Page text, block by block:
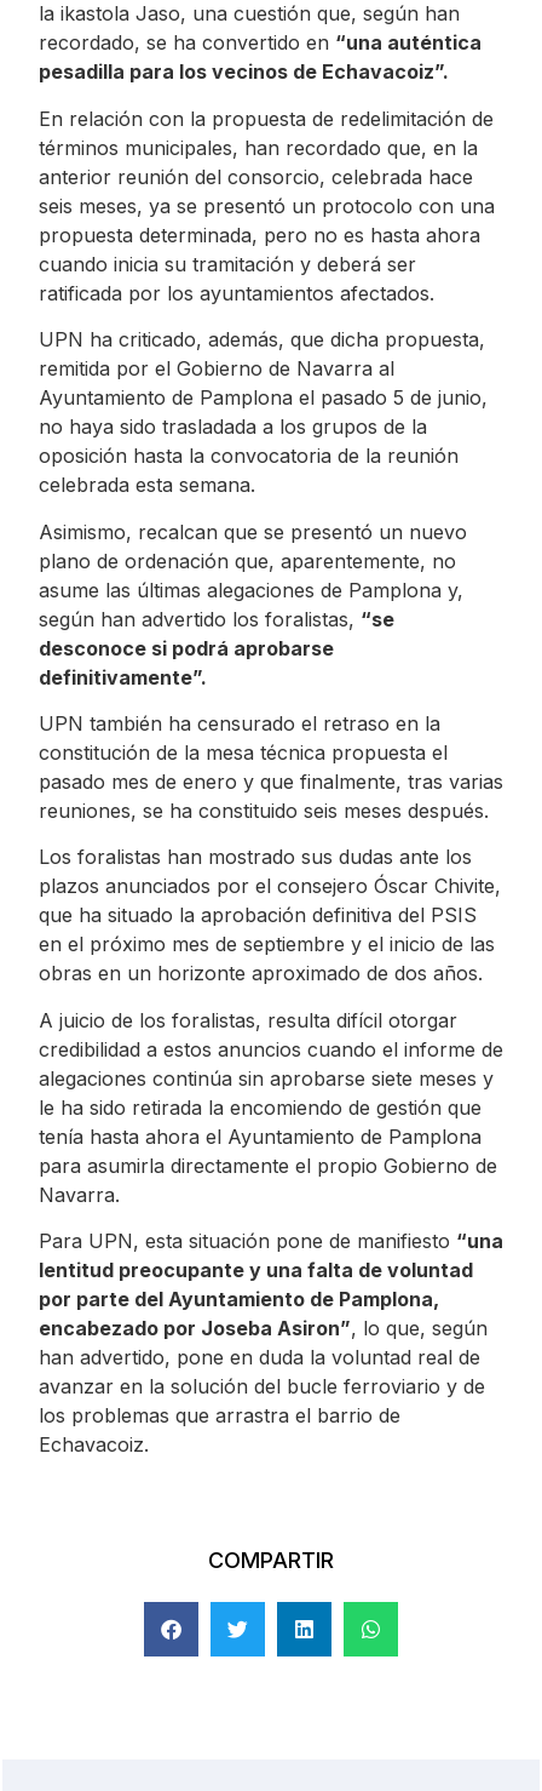
la ikastola Jaso, una cuestión que, según han
recordado, se ha convertido en “una auténtica
pesadilla para los vecinos de Echavacoiz”.
En relación con la propuesta de redelimitación de
términos municipales, han recordado que, en la
anterior reunión del consorcio, celebrada hace
seis meses, ya se presentó un protocolo con una
propuesta determinada, pero no es hasta ahora
cuando inicia su tramitación y deberá ser
ratificada por los ayuntamientos afectados.
UPN ha criticado, además, que dicha propuesta,
remitida por el Gobierno de Navarra al
Ayuntamiento de Pamplona el pasado 5 de junio,
no haya sido trasladada a los grupos de la
oposición hasta la convocatoria de la reunión
celebrada esta semana.
Asimismo, recalcan que se presentó un nuevo
plano de ordenación que, aparentemente, no
asume las últimas alegaciones de Pamplona y,
según han advertido los foralistas, “se
desconoce si podrá aprobarse
definitivamente”.
UPN también ha censurado el retraso en la
constitución de la mesa técnica propuesta el
pasado mes de enero y que finalmente, tras varias
reuniones, se ha constituido seis meses después.
Los foralistas han mostrado sus dudas ante los
plazos anunciados por el consejero Óscar Chivite,
que ha situado la aprobación definitiva del PSIS
en el próximo mes de septiembre y el inicio de las
obras en un horizonte aproximado de dos años.
A juicio de los foralistas, resulta difícil otorgar
credibilidad a estos anuncios cuando el informe de
alegaciones continúa sin aprobarse siete meses y
le ha sido retirada la encomiendo de gestión que
tenía hasta ahora el Ayuntamiento de Pamplona
para asumirla directamente el propio Gobierno de
Navarra.
Para UPN, esta situación pone de manifiesto “una
lentitud preocupante y una falta de voluntad
por parte del Ayuntamiento de Pamplona,
encabezado por Joseba Asiron”, lo que, según
han advertido, pone en duda la voluntad real de
avanzar en la solución del bucle ferroviario y de
los problemas que arrastra el barrio de
Echavacoiz.
COMPARTIR